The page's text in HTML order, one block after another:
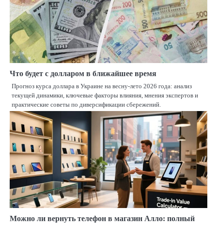
Что будет с долларом в ближайшее время
Прогноз курса доллара в Украине на весну-лето 2026 года: анализ
текущей динамики, ключевые факторы влияния, мнения экспертов и
практические советы по диверсификации сбережений.
Можно ли вернуть телефон в магазин Алло: полный